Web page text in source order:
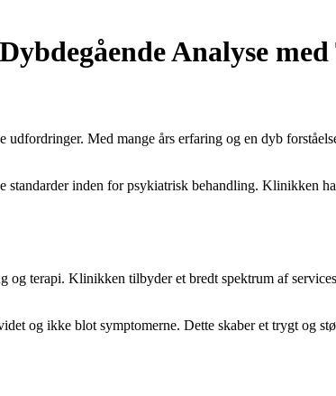
Analyse med
Med mange års erfaring og en dyb
inden for psykiatrisk behandling. Klinikken
terapi. Klinikken tilbyder et bredt spektrum af
og ikke blot symptomerne. Dette skaber et trygt og